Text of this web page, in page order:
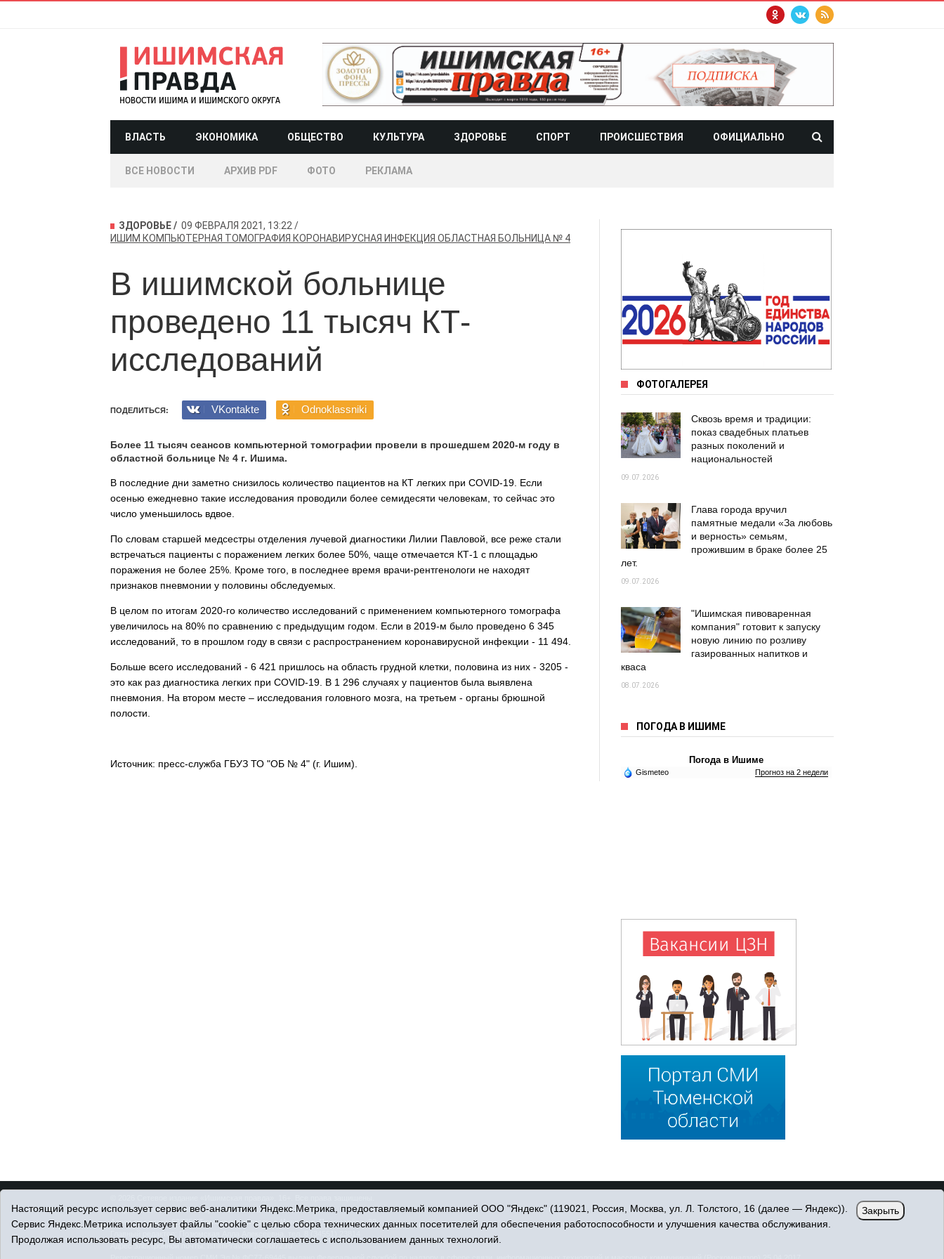
ВЛАСТЬ ЭКОНОМИКА ОБЩЕСТВО КУЛЬТУРА ЗДОРОВЬЕ СПОРТ ПРОИСШЕСТВИЯ ОФИЦИАЛЬНО
ВСЕ НОВОСТИ АРХИВ PDF ФОТО РЕКЛАМА
ЗДОРОВЬЕ
09 ФЕВРАЛЯ 2021, 13:22
ИШИМ КОМПЬЮТЕРНАЯ ТОМОГРАФИЯ КОРОНАВИРУСНАЯ ИНФЕКЦИЯ ОБЛАСТНАЯ БОЛЬНИЦА № 4
В ишимской больнице
проведено 11 тысяч КТ-
исследований
ПОДЕЛИТЬСЯ: VKontakte Odnoklassniki
Более 11 тысяч сеансов компьютерной томографии провели в прошедшем 2020-м году в
областной больнице № 4 г. Ишима.
В последние дни заметно снизилось количество пациентов на КТ легких при СOVID-19. Если
осенью ежедневно такие исследования проводили более семидесяти человекам, то сейчас это
число уменьшилось вдвое.
По словам старшей медсестры отделения лучевой диагностики Лилии Павловой, все реже стали
встречаться пациенты с поражением легких более 50%, чаще отмечается КТ-1 с площадью
поражения не более 25%. Кроме того, в последнее время врачи-рентгенологи не находят
признаков пневмонии у половины обследуемых.
В целом по итогам 2020-го количество исследований с применением компьютерного томографа
увеличилось на 80% по сравнению с предыдущим годом. Если в 2019-м было проведено 6 345
исследований, то в прошлом году в связи с распространением коронавирусной инфекции - 11 494.
Больше всего исследований - 6 421 пришлось на область грудной клетки, половина из них - 3205 -
это как раз диагностика легких при СOVID-19. В 1 296 случаях у пациентов была выявлена
пневмония. На втором месте – исследования головного мозга, на третьем - органы брюшной
полости.
Источник: пресс-служба ГБУЗ ТО "ОБ № 4" (г. Ишим).
ФОТОГАЛЕРЕЯ
Сквозь время и традиции:
показ свадебных платьев
разных поколений и
национальностей
09.07.2026
Глава города вручил
памятные медали «За любовь
и верность» семьям,
прожившим в браке более 25
лет.
09.07.2026
"Ишимская пивоваренная
компания" готовит к запуску
новую линию по розливу
газированных напитков и
кваса
08.07.2026
ПОГОДА В ИШИМЕ
Погода в Ишиме
Gismeteo Прогноз на 2 недели
© При использовании материалов ссылка обязательна.
Адрес редакции: 627750 Тюменская область, г. Ишим, ул. Пономарёва, 39.
Адрес электронной почты:IshimPravda-1@obl72.ru
Настоящий ресурс использует сервис веб-аналитики Яндекс.Метрика, предоставляемый компанией ООО "Яндекс" (119021, Россия, Москва, ул. Л. Толстого, 16 (далее — Яндекс)).
Сервис Яндекс.Метрика использует файлы "cookie" с целью сбора технических данных посетителей для обеспечения работоспособности и улучшения качества обслуживания.
Продолжая использовать ресурс, Вы автоматически соглашаетесь с использованием данных технологий.
Закрыть